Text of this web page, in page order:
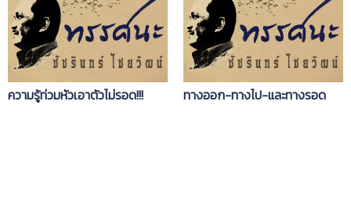
ความรู้ท่วมหัวเอาตัวไม่รอด!!! ทางออก-ทางไป-และทางรอด